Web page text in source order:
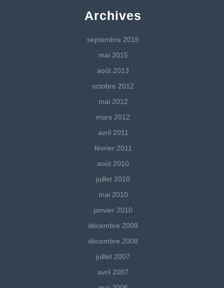
Archives
septembre 2015
mai 2015
août 2013
octobre 2012
mai 2012
mars 2012
avril 2011
février 2011
août 2010
juillet 2010
mai 2010
janvier 2010
décembre 2009
décembre 2008
juillet 2007
avril 2007